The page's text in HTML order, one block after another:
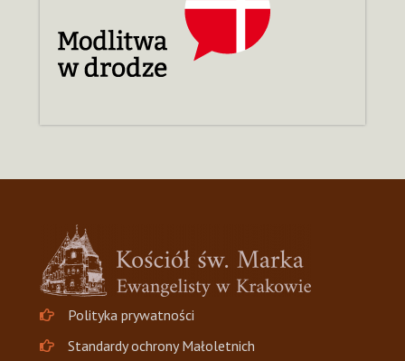
Polityka prywatności
Standardy ochrony Małoletnich